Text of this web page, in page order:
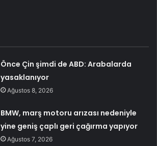
Önce Çin şimdi de ABD: Arabalarda
yasaklanıyor
Ağustos 8, 2026
BMW, marş motoru arızası nedeniyle
yine geniş çaplı geri çağırma yapıyor
Ağustos 7, 2026